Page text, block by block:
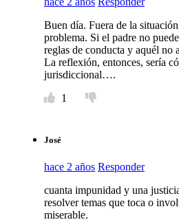
Buen día. Fuera de la
problema. Si el padre no
reglas de conducta y aquél no
La reflexión, entonces, sería
jurisdiccional….
1
José
hace 2 años Responder
cuanta impunidad y una
resolver temas que toca o
miserable.